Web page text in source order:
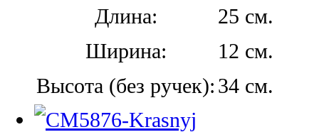
Длина:
25 см.
Ширина:
12 см.
Высота (без ручек): 34 см.